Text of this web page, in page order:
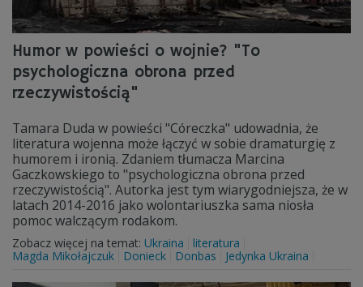
Humor w powieści o wojnie? "To
psychologiczna obrona przed
rzeczywistością"
Tamara Duda w powieści "Córeczka" udowadnia, że
literatura wojenna może łączyć w sobie dramaturgię z
humorem i ironią. Zdaniem tłumacza Marcina
Gaczkowskiego to "psychologiczna obrona przed
rzeczywistością". Autorka jest tym wiarygodniejsza, że w
latach 2014-2016 jako wolontariuszka sama niosła
pomoc walczącym rodakom.
Zobacz więcej na temat: Ukraina
literatura
Magda Mikołajczuk
Donieck Donbas Jedynka Ukraina